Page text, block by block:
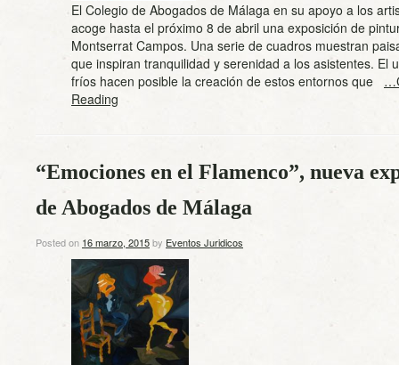
El Colegio de Abogados de Málaga en su apoyo a los
acoge hasta el próximo 8 de abril una exposición de
Montserrat Campos. Una serie de cuadros muestran
que inspiran tranquilidad y serenidad a los asistentes. El
fríos hacen posible la creación de estos entornos que
Reading
“Emociones en el Flamenco”, nueva
de Abogados de Málaga
Posted on 16 marzo, 2015by Eventos Juridicos